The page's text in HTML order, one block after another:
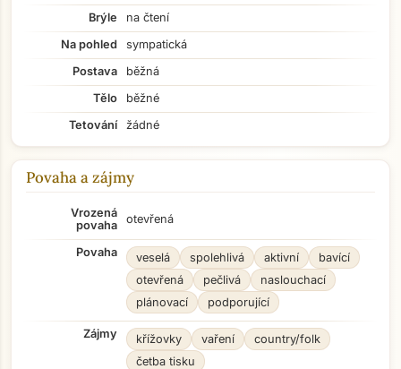
Brýle
na čtení
Na pohled
sympatická
Postava
běžná
Tělo
běžné
Tetování
žádné
Povaha a zájmy
Vrozená
povaha
otevřená
Povaha veselá spolehlivá aktivní
bavící
otevřená
pečlivá
naslouchací
plánovací
podporující
Zájmy křížovky vaření
country/folk
četba tisku